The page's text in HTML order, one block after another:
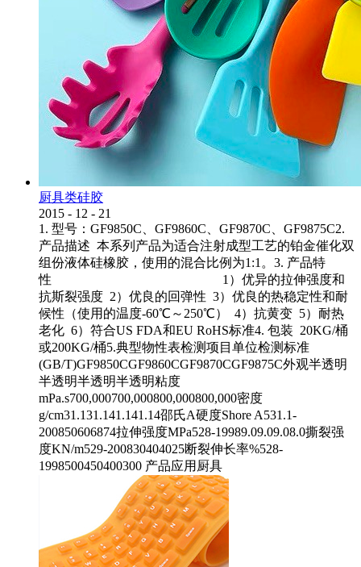
厨具类硅胶
2015 - 12 - 21
1. 型号：GF9850C、GF9860C、GF9870C、GF9875C2.
产品描述 本系列产品为适合注射成型工艺的铂金催化双
组份液体硅橡胶，使用的混合比例为1:1。3. 产品特
性 1）优异的拉伸强度和
抗斯裂强度 2）优良的回弹性 3）优良的热稳定性和耐
候性（使用的温度-60℃～250℃） 4）抗黄变 5）耐热
老化 6）符合US FDA和EU RoHS标准4. 包装 20KG/桶
或200KG/桶5.典型物性表检测项目单位检测标准
(GB/T)GF9850CGF9860CGF9870CGF9875C外观半透明
半透明半透明半透明粘度
mPa.s700,000700,000800,000800,000密度
g/cm31.131.141.141.14邵氏A硬度Shore A531.1-
200850606874拉伸强度MPa528-19989.09.09.08.0撕裂强
度KN/m529-200830404025断裂伸长率%528-
1998500450400300 产品应用厨具